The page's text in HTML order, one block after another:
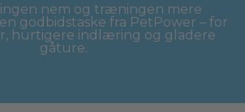
nem og træningen mere
godbidstaske fra PetPower – for
hurtigere indlæring og gladere
gåture.